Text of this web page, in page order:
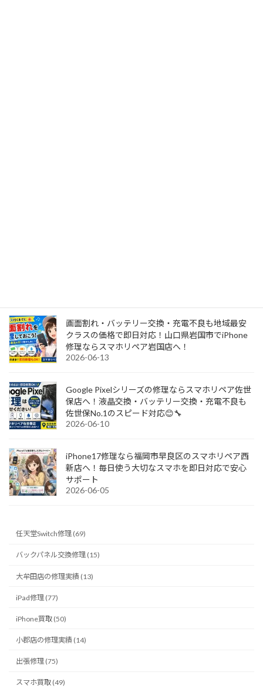
画面割れ・バッテリー交換・充電不良も地域最安
クラスの価格で即日対応！山口県岩国市でiPhone
修理ならスマホリペア岩国店へ！
2026-06-13
Google Pixelシリーズの修理ならスマホリペア佐世
保店へ！液晶交換・バッテリー交換・充電不良も
佐世保No.1のスピード対応😊🔧
2026-06-10
iPhone17修理なら福岡市早良区のスマホリペア西
新店へ！毎日使う大切なスマホを即日対応で安心
サポート
2026-06-05
任天堂Switch修理 (69)
バックパネル交換修理 (15)
大牟田店の修理実績 (13)
iPad修理 (77)
iPhone買取 (50)
小郡店の修理実績 (14)
出張修理 (75)
スマホ買取 (49)